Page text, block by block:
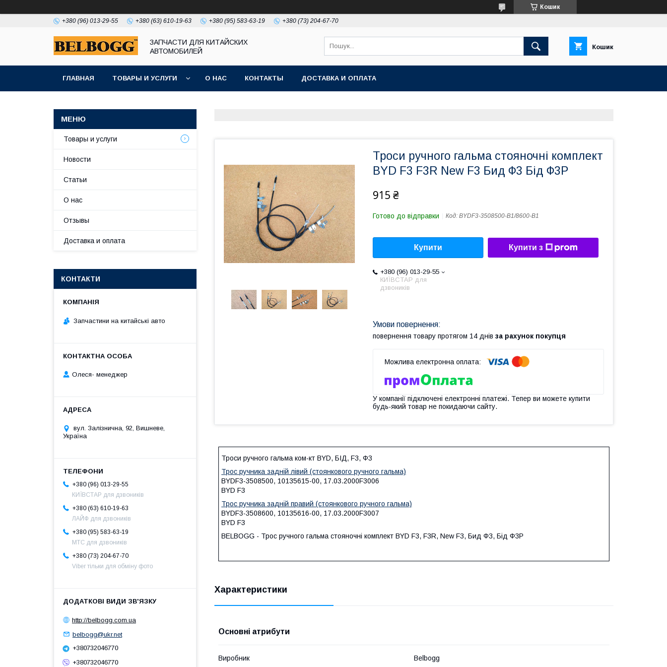
Кошик
+380 (96) 013-29-55 +380 (63) 610-19-63 +380 (95) 583-63-19 +380 (73) 204-67-70
ЗАПЧАСТИ ДЛЯ КИТАЙСКИХ
АВТОМОБИЛЕЙ
Кошик
ГЛАВНАЯ ТОВАРЫ И УСЛУГИ О НАС КОНТАКТЫ ДОСТАВКА И ОПЛАТА
Троси ручного гальма стояночні комплект
BYD F3 F3R New F3 Бид Ф3 Бід Ф3Р
915 ₴
Готово до відправки Код: BYDF3-3508500-B1/8600-B1
Купити Купити з
+380 (96) 013-29-55
КИЇВСТАР для
дзвоників
повернення товару протягом 14 днів за рахунок покупця
У компанії підключені електронні платежі. Тепер ви можете купити
будь-який товар не покидаючи сайту.
Троси ручного гальма ком-кт BYD, БІД, F3, Ф3
Трос ручника задній лівий (стоянкового ручного гальма)
BYDF3-3508500, 10135615-00, 17.03.2000F3006
BYD F3
Трос ручника задній правий (стоянкового ручного гальма)
BYDF3-3508600, 10135616-00, 17.03.2000F3007
BYD F3
BELBOGG - Трос ручного гальма стояночні комплект BYD F3, F3R, New F3, Бид Ф3, Бід Ф3Р
Характеристики
Основні атрибути
Виробник Belbogg
Товары и услуги
Новости
Статьи
О нас
Отзывы
Доставка и оплата
КОНТАКТИ
Запчастини на китайські авто
Олеся- менеджер
вул. Залізнична, 92, Вишневе,
Україна
+380 (96) 013-29-55
КИЇВСТАР для дзвоників
+380 (63) 610-19-63
ЛАЙФ для дзвоників
+380 (95) 583-63-19
МТС для дзвоників
+380 (73) 204-67-70
Viber тільки для обміну фото
http://belbogg.com.ua
belbogg@ukr.net
+380732046770
+380732046770